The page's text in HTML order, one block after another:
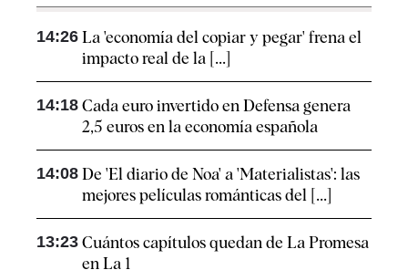
14:26 La 'economía del copiar y pegar' frena el
impacto real de la [...]
14:18 Cada euro invertido en Defensa genera
2,5 euros en la economía española
14:08 De 'El diario de Noa' a 'Materialistas': las
mejores películas románticas del [...]
13:23 Cuántos capítulos quedan de La Promesa
en La 1